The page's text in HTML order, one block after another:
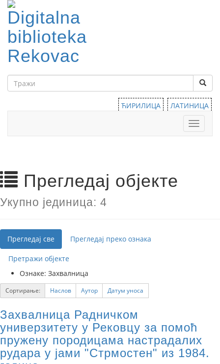
ЋИРИЛИЦА
ЛАТИНИЦА
Тоггле
Прегледај објекте
Укупно јединица: 4
Прегледај све Прегледај преко ознака
Претражи објекте
Ознаке: Захвалница
Сортирање: Наслов Аутор Датум уноса
Захвалница Радничком
универзитету у Рековцу за помоћ
пружену породицама настрадалих
рудара у јами "Стрмостен" из 1984.